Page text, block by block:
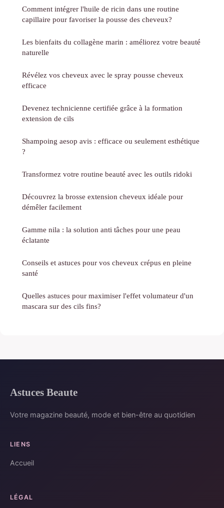
Comment intégrer l'huile de ricin dans une routine
capillaire pour favoriser la pousse des cheveux?
Les bienfaits du collagène marin : améliorez votre beauté
naturelle
Révélez vos cheveux avec le spray pousse cheveux
efficace
Devenez technicienne certifiée grâce à la formation
extension de cils
Shampoing aesop avis : efficace ou seulement esthétique
?
Transformez votre routine beauté avec les outils ridoki
Découvrez la brosse extension cheveux idéale pour
démêler facilement
Gamme nila : la solution anti tâches pour une peau
éclatante
Conseils et astuces pour vos cheveux crépus en pleine
santé
Quelles astuces pour maximiser l'effet volumateur d'un
mascara sur des cils fins?
Astuces Beaute
Votre magazine beauté, mode et bien-être au quotidien
LIENS
Accueil
LÉGAL